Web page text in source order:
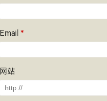
Email *
网站